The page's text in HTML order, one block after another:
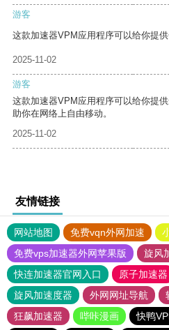
游客
这款加速器VPM应用程序可以给你提
2025-11-02
游客
这款加速器VPM应用程序可以给你提
助你在网络上自由移动。
2025-11-02
友情链接
网站地图 免费vqn外网加速
免费vps加速器外网苹果版
旋风
快连加速器官网入口
原子加速器
旋风加速度器
外网网址导航
狂飙加速器
哔咔漫画 快鸭